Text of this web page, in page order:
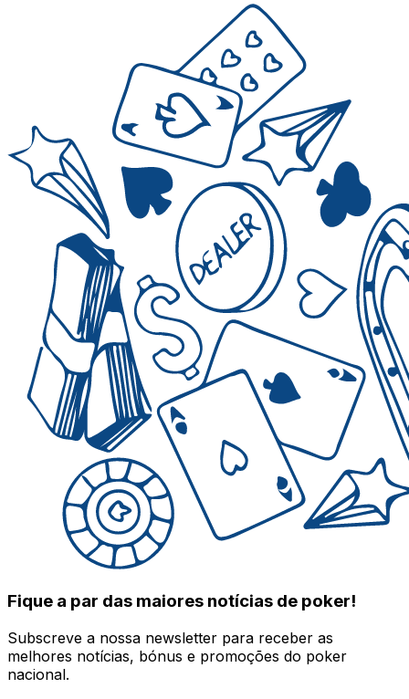
Fique a par das maiores notícias de poker!
Subscreve a nossa newsletter para receber as
melhores notícias, bónus e promoções do poker
nacional.